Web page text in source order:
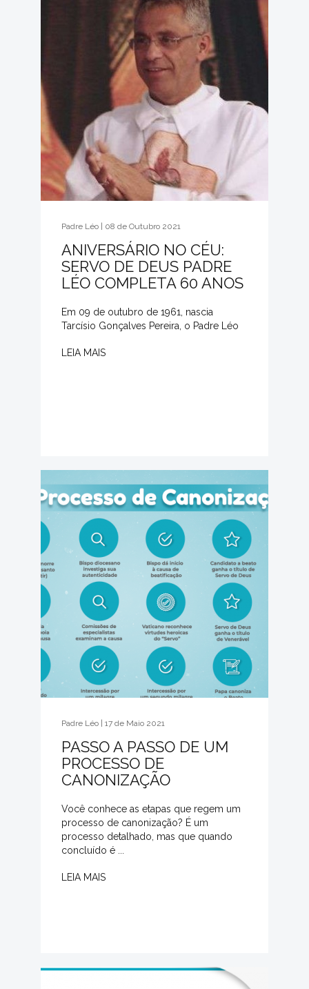
Padre Léo | 08 de Outubro 2021
ANIVERSÁRIO NO CÉU:
SERVO DE DEUS PADRE
LÉO COMPLETA 60 ANOS
Em 09 de outubro de 1961, nascia
Tarcísio Gonçalves Pereira, o Padre Léo
LEIA MAIS
Padre Léo | 17 de Maio 2021
PASSO A PASSO DE UM
PROCESSO DE
CANONIZAÇÃO
Você conhece as etapas que regem um
processo de canonização? É um
processo detalhado, mas que quando
concluído é ...
LEIA MAIS